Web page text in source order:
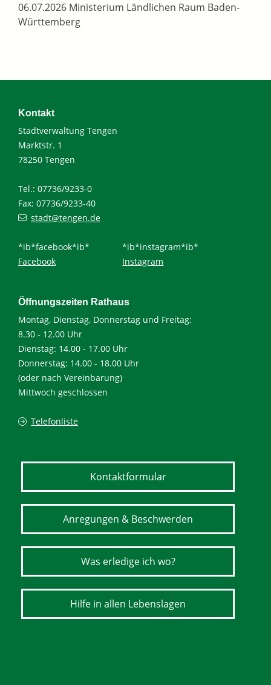
06.07.2026 Ministerium Ländlichen Raum Baden-
Württemberg
Kontakt
Stadtverwaltung Tengen
Marktstr. 1
78250 Tengen
Tel.: 07736/9233-0
Fax: 07736/9233-40
stadt@tengen.de
*ib*facebook*ib*
Facebook
*ib*instagram*ib*
Instagram
Öffnungszeiten Rathaus
Montag, Dienstag, Donnerstag und Freitag:
8.30 - 12.00 Uhr
Dienstag: 14.00 - 17.00 Uhr
Donnerstag: 14.00 - 18.00 Uhr
(oder nach Vereinbarung)
Mittwoch geschlossen
Telefonliste
Kontaktformular
Anregungen & Beschwerden
Was erledige ich wo?
Hilfe in allen Lebenslagen